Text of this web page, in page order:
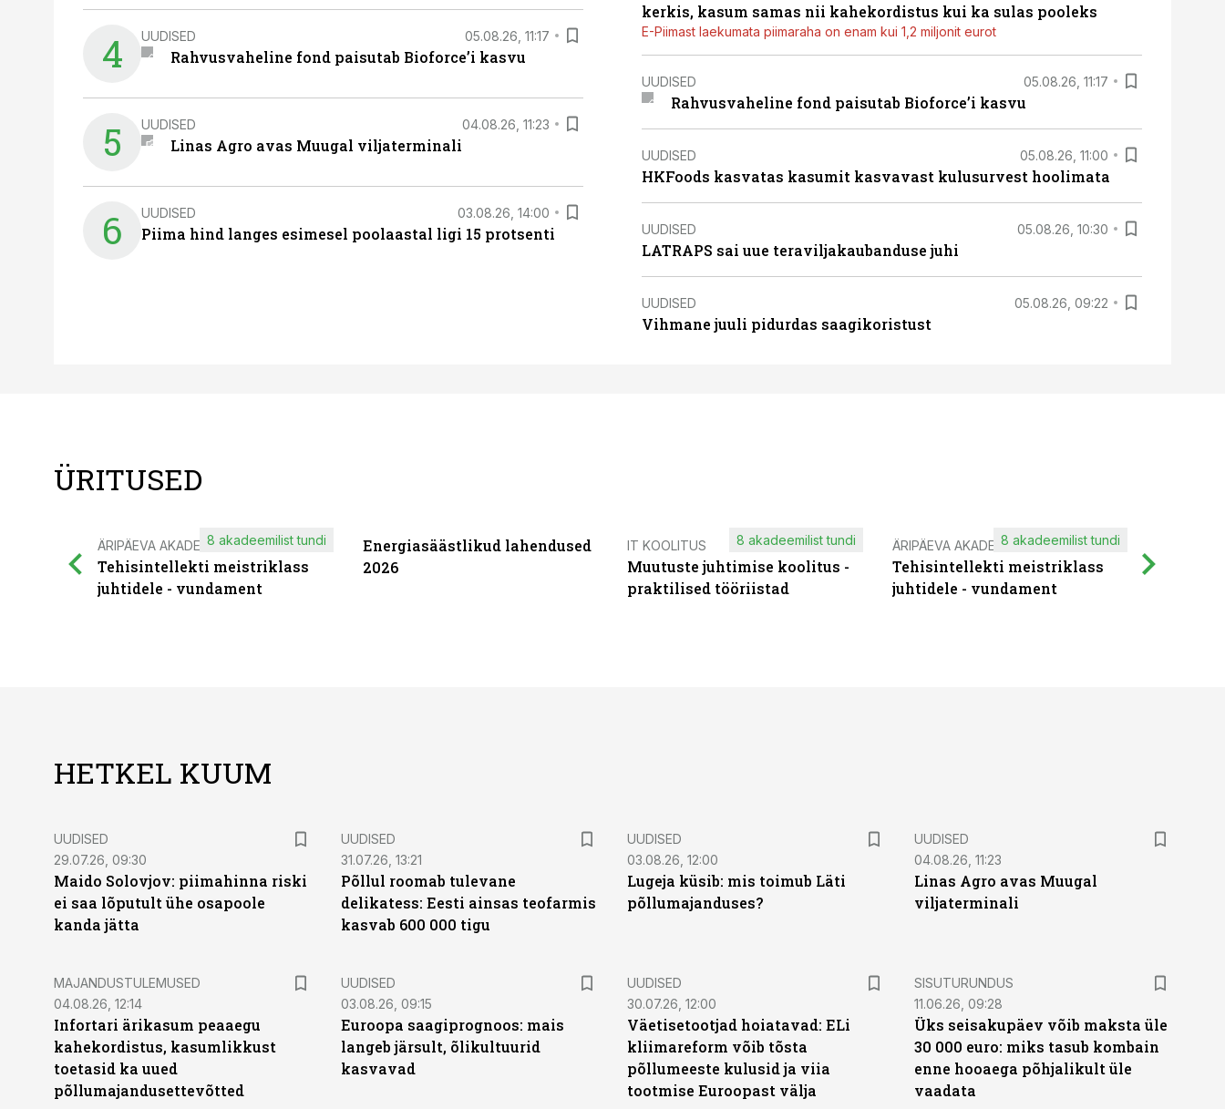
4 UUDISED 05.08.26, 11:17
Rahvusvaheline fond paisutab Bioforce’i kasvu
5 UUDISED 04.08.26, 11:23
Linas Agro avas Muugal viljaterminali
6 UUDISED 03.08.26, 14:00
Piima hind langes esimesel poolaastal ligi 15 protsenti
kerkis, kasum samas nii kahekordistus kui ka sulas pooleks
E-Piimast laekumata piimaraha on enam kui 1,2 miljonit eurot
UUDISED 05.08.26, 11:17
Rahvusvaheline fond paisutab Bioforce’i kasvu
UUDISED 05.08.26, 11:00
HKFoods kasvatas kasumit kasvavast kulusurvest hoolimata
UUDISED 05.08.26, 10:30
LATRAPS sai uue teraviljakaubanduse juhi
UUDISED 05.08.26, 09:22
Vihmane juuli pidurdas saagikoristust
ÜRITUSED
ÄRIPÄEVA AKADEEMIA
Tehisintellekti meistriklass
juhtidele - vundament
8 akadeemilist tundi
Energiasäästlikud lahendused
2026
IT KOOLITUS
Muutuste juhtimise koolitus -
praktilised tööriistad
8 akadeemilist tundi ÄRIPÄEVA AKADEEMIA
Tehisintellekti meistriklass
juhtidele - vundament
8 akadeemilist tundi
HETKEL KUUM
UUDISED
29.07.26, 09:30
Maido Solovjov: piimahinna riski
ei saa lõputult ühe osapoole
kanda jätta
UUDISED
31.07.26, 13:21
Põllul roomab tulevane
delikatess: Eesti ainsas teofarmis
kasvab 600 000 tigu
UUDISED
03.08.26, 12:00
Lugeja küsib: mis toimub Läti
põllumajanduses?
UUDISED
04.08.26, 11:23
Linas Agro avas Muugal
viljaterminali
MAJANDUSTULEMUSED
04.08.26, 12:14
Infortari ärikasum peaaegu
kahekordistus, kasumlikkust
toetasid ka uued
põllumajandusettevõtted
UUDISED
03.08.26, 09:15
Euroopa saagiprognoos: mais
langeb järsult, õlikultuurid
kasvavad
UUDISED
30.07.26, 12:00
Väetisetootjad hoiatavad: ELi
kliimareform võib tõsta
põllumeeste kulusid ja viia
tootmise Euroopast välja
ST
SISUTURUNDUS
11.06.26, 09:28
Üks seisakupäev võib maksta üle
30 000 euro: miks tasub kombain
enne hooaega põhjalikult üle
vaadata